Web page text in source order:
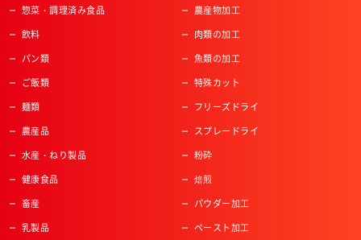
惣菜・調理済み食品
飲料
パン類
ご飯類
麺類
農産品
水産・ねり製品
健康食品
畜産
乳製品
農産物加工
肉類の加工
魚類の加工
特殊カット
フリーズドライ
スプレードライ
粉砕
焙煎
パウダー加工
ペースト加工